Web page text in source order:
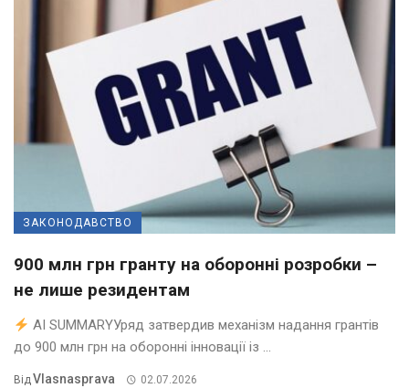
ЗАКОНОДАВСТВО
900 млн грн гранту на оборонні розробки –
не лише резидентам
AI SUMMARYУряд затвердив механізм надання грантів
до 900 млн грн на оборонні інновації із ...
ВідVlasnasprava 02.07.2026